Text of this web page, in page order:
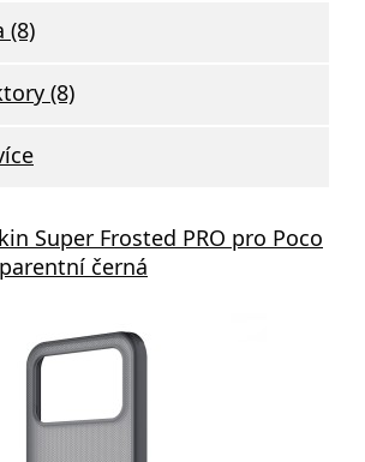
(8)
(8)
Super Frosted PRO pro Poco
černá
C, 2x USB 65W černá